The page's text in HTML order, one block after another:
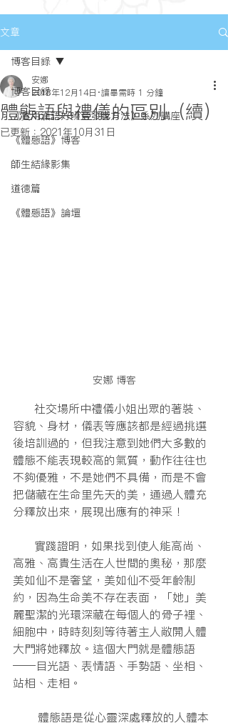
文章
博客目錄
《實用漢語好嗓音發音方法》系列講座
《體態語》博客
師生結緣影集
道德篇
《體態語》論壇
博客目錄
體態語與禮儀的區別（續）
安娜
2018年12月14日 讀畢需時 1 分鐘
已更新：2021年10月31日
安娜 博客
容貌、身材，儀表等應該都是經過挑選
後培訓過的，但我注意到她們大多數的
體態不能表現較高的氣質，動作往往也
不夠優雅，不是她們不具備，而是不會
把儲藏在生命里先天的美，通過人體充
分釋放出來，展現出應有的神采！
高雅、高貴生活在人世間的奧秘，那麼
美如仙不是奢望，美如仙不受年齡制
約，因為生命美不存在表面，「她」美
麗聖潔的光環深藏在每個人的骨子裡、
細胞中，時時刻刻等待著主人敞開人體
大門將她釋放。這個大門就是體態語
——目光語、表情語、手勢語、坐相、
站相、走相。